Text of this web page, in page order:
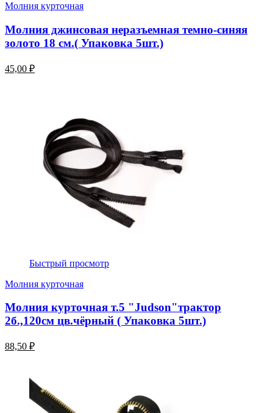
Молния курточная
Молния джинсовая неразъемная темно-синяя
золото 18 см.( Упаковка 5шт.)
45,00 ₽
Быстрый просмотр
Молния курточная
Молния курточная т.5 "Judson"трактор
2б.,120см цв.чёрный ( Упаковка 5шт.)
88,50 ₽